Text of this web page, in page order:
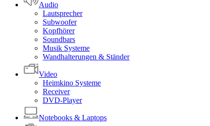
Audio
Lautsprecher
Subwoofer
Kopfhörer
Soundbars
Musik Systeme
Wandhalterungen & Ständer
Video
Heimkino Systeme
Receiver
DVD-Player
Notebooks & Laptops